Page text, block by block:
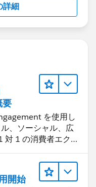
詳細
要
を使用し
、ソーシャル、広
対 1 の消費者エク
開始